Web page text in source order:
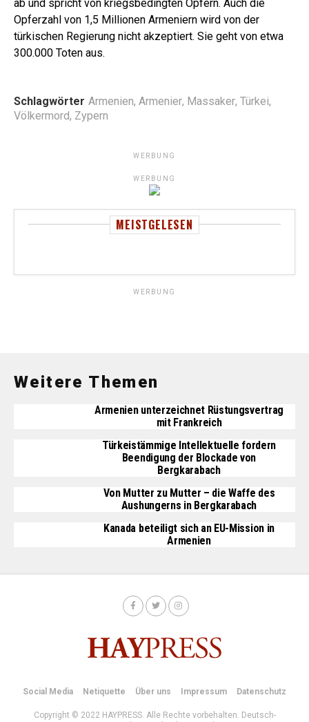
ab und spricht von kriegsbedingten Opfern. Auch die
Opferzahl von 1,5 Millionen Armeniern wird von der
türkischen Regierung nicht akzeptiert. Sie geht von etwa
300.000 Toten aus.
Schlagwörter Armenien, Armenier, Massaker, Türkei,
Völkermord, Zypern
WERBUNG
WERBUNG
MEISTGELESEN
WERBUNG
Weitere Themen
Armenien unterzeichnet Rüstungsvertrag
mit Frankreich
Türkeistämmige Intellektuelle fordern
Beendigung der Blockade von
Bergkarabach
Von Mutter zu Mutter – die Waffe des
Aushungerns in Bergkarabach
Kanada beteiligt sich an EU-Mission in
Armenien
Social Media Netiquette Über uns Impressum Datenschutz
Copyright © 2022 HAYPRESS. Alle Rechte vorbehalten. Deutsch-